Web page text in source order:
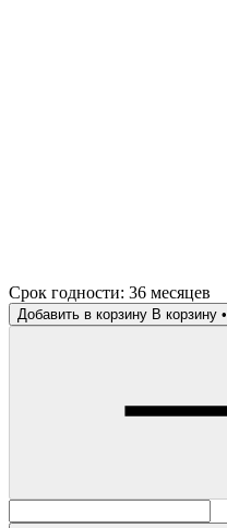
Срок годности: 36 месяцев
Добавить в корзину В корзину •